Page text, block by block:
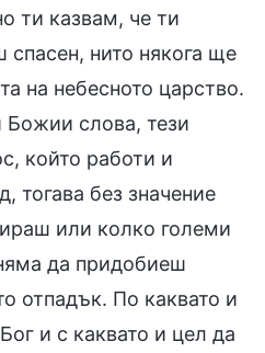
ти казвам, че ти
спасен, нито някога ще
на небесното царство.
Божии слова, тези
който работи и
тогава без значение
или колко големи
да придобиеш
отпадък. По каквато и
и с каквато и цел да